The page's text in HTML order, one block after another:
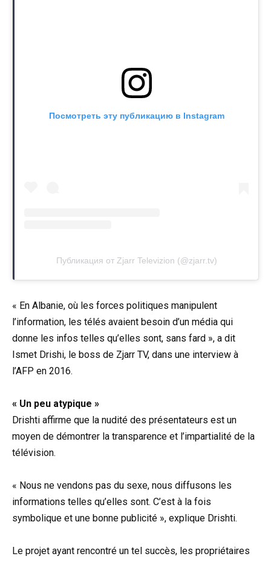
Посмотреть эту публикацию в Instagram
Публикация от Zjarr Televizion (@zjarr.tv)
« En Albanie, où les forces politiques manipulent
l’information, les télés avaient besoin d’un média qui
donne les infos telles qu’elles sont, sans fard », a dit
Ismet Drishi, le boss de Zjarr TV, dans une interview à
l’AFP en 2016.
« Un peu atypique »
Drishti affirme que la nudité des présentateurs est un
moyen de démontrer la transparence et l’impartialité de la
télévision.
« Nous ne vendons pas du sexe, nous diffusons les
informations telles qu’elles sont. C’est à la fois
symbolique et une bonne publicité », explique Drishti.
Le projet ayant rencontré un tel succès, les propriétaires